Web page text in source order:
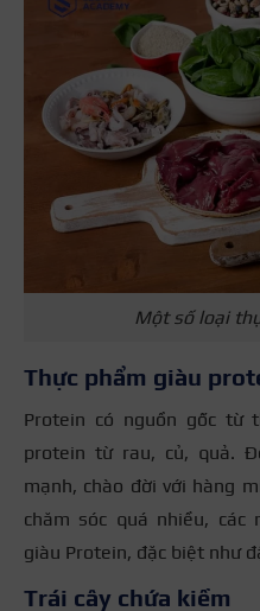
Một số loại
Thực phẩm giàu
Protein có nguồn gốc từ
protein từ rau, củ, quả.
mạnh, chào đời với hàng
chăm sóc quá nhiều, các
giàu Protein, đặc biệt như
Trái cây chứa kiềm